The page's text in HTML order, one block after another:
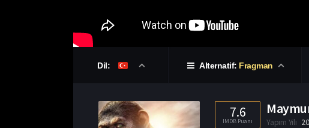
Dil: Alternatif: Fragman
7.6
IMDB Puanı Yapım Yılı